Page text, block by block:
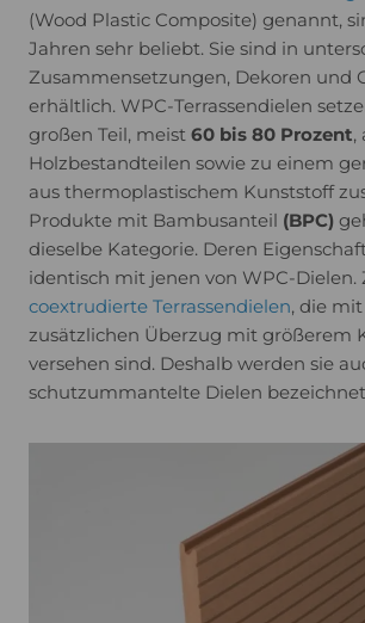
(Wood Plastic Composite) genannt,
Jahren sehr beliebt. Sie sind in
Zusammensetzungen, Dekoren und
erhältlich. WPC-Terrassendielen
großen Teil, meist 60 bis 80 Prozent,
Holzbestandteilen sowie zu einem
aus thermoplastischem Kunststoff
Produkte mit Bambusanteil (BPC)
dieselbe Kategorie. Deren
identisch mit jenen von WPC-Dielen.
coextrudierte Terrassendielen, die
zusätzlichen Überzug mit größerem
versehen sind. Deshalb werden sie
schutzummantelte Dielen